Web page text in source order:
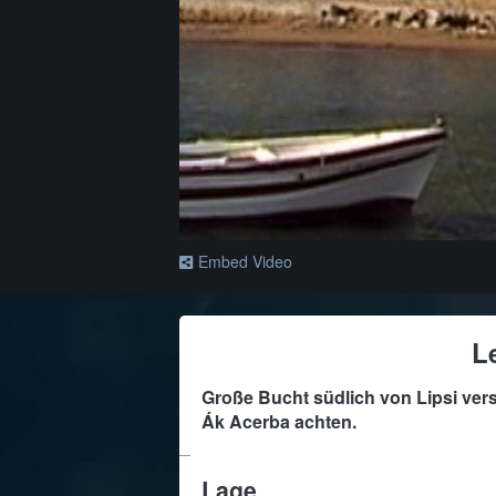
Embed Video
Große Bucht südlich von Lipsi
Ák Acerba achten.